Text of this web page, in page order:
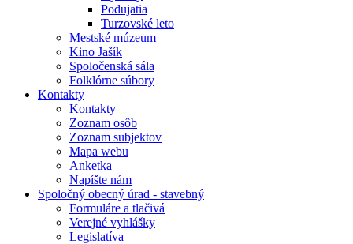
Podujatia
Turzovské leto
Mestské múzeum
Kino Jašík
Spoločenská sála
Folklórne súbory
Kontakty
Kontakty
Zoznam osôb
Zoznam subjektov
Mapa webu
Anketka
Napíšte nám
Spoločný obecný úrad - stavebný
Formuláre a tlačivá
Verejné vyhlášky
Legislatíva